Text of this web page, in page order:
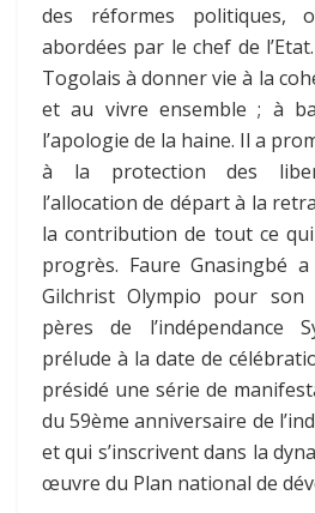
des réformes politiques,
abordées par le chef de
Togolais à donner vie à la
et au vivre ensemble ; à
l’apologie de la haine. Il a
à la protection des
l’allocation de départ à la
la contribution de tout ce
progrès. Faure Gnasingbé
Gilchrist Olympio pour
pères de l’indépendance
prélude à la date de
présidé une série de
du 59ème anniversaire de
et qui s’inscrivent dans la
œuvre du Plan national de